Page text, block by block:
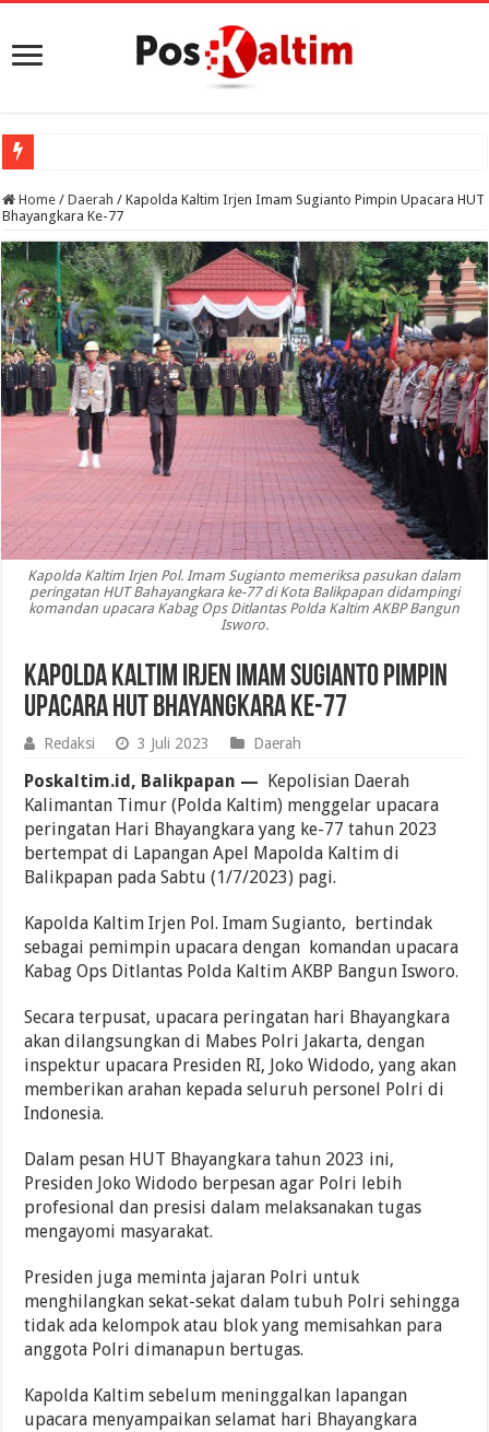
Home / Daerah / Kapolda Kaltim Irjen Imam Sugianto Pimpin Upacara HUT
Bhayangkara Ke-77
Kapolda Kaltim Irjen Pol. Imam Sugianto memeriksa pasukan dalam
peringatan HUT Bahayangkara ke-77 di Kota Balikpapan didampingi
komandan upacara Kabag Ops Ditlantas Polda Kaltim AKBP Bangun
Isworo.
Kapolda Kaltim Irjen Imam Sugianto Pimpin
Upacara HUT Bhayangkara Ke-77
Redaksi 3 Juli 2023 Daerah
Poskaltim.id, Balikpapan —
Kepolisian Daerah
Kalimantan Timur (Polda Kaltim) menggelar upacara
peringatan Hari Bhayangkara yang ke-77 tahun 2023
bertempat di Lapangan Apel Mapolda Kaltim di
Balikpapan pada Sabtu (1/7/2023) pagi.
Kapolda Kaltim Irjen Pol. Imam Sugianto, bertindak
sebagai pemimpin upacara dengan komandan upacara
Kabag Ops Ditlantas Polda Kaltim AKBP Bangun Isworo.
Secara terpusat, upacara peringatan hari Bhayangkara
akan dilangsungkan di Mabes Polri Jakarta, dengan
inspektur upacara Presiden RI, Joko Widodo, yang akan
memberikan arahan kepada seluruh personel Polri di
Indonesia.
Dalam pesan HUT Bhayangkara tahun 2023 ini,
Presiden Joko Widodo berpesan agar Polri lebih
profesional dan presisi dalam melaksanakan tugas
mengayomi masyarakat.
Presiden juga meminta jajaran Polri untuk
menghilangkan sekat-sekat dalam tubuh Polri sehingga
tidak ada kelompok atau blok yang memisahkan para
anggota Polri dimanapun bertugas.
Kapolda Kaltim sebelum meninggalkan lapangan
upacara menyampaikan selamat hari Bhayangkara